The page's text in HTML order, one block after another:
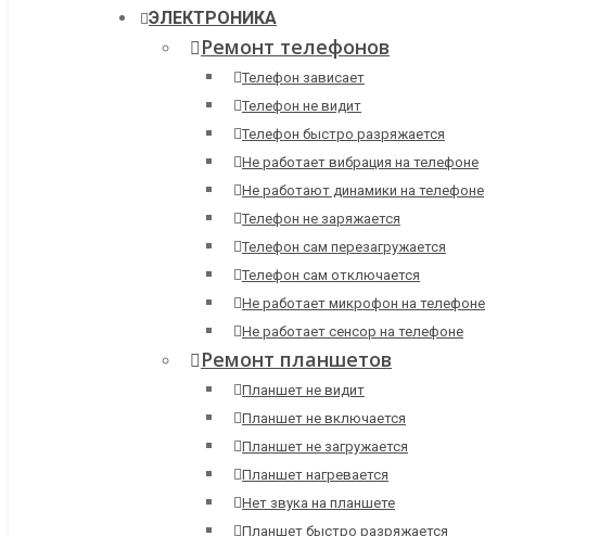
ЭЛЕКТРОНИКА
Ремонт телефонов
Телефон зависает
Телефон не видит
Телефон быстро разряжается
Не работает вибрация на телефоне
Не работают динамики на телефоне
Телефон не заряжается
Телефон сам перезагружается
Телефон сам отключается
Не работает микрофон на телефоне
Не работает сенсор на телефоне
Ремонт планшетов
Планшет не видит
Планшет не включается
Планшет не загружается
Планшет нагревается
Нет звука на планшете
Планшет быстро разряжается